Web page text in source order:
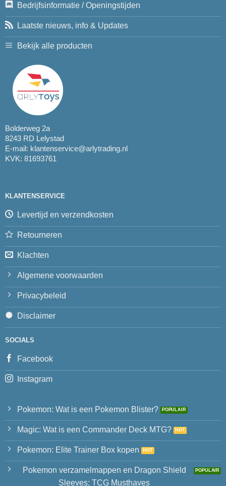
Bedrijfsinformatie / Openingstijden
Laatste nieuws, info & Updates
Bekijk alle producten
Bolderweg 2a
8243 RD Lelystad
E-mail: klantenservice@arlytrading.nl
KVK: 81693761
KLANTENSERVICE
Levertijd en verzendkosten
Retourneren
Klachten
Algemene voorwaarden
Privacybeleid
Disclaimer
SOCIALS
Facebook
Instagram
Pokemon: Wat is een Pokemon Blister?
Magic: Wat is een Commander Deck MTG?
Pokemon: Elite Trainer Box kopen
Pokemon verzamelmappen en Dragon Shield
Sleeves: TCG Musthaves